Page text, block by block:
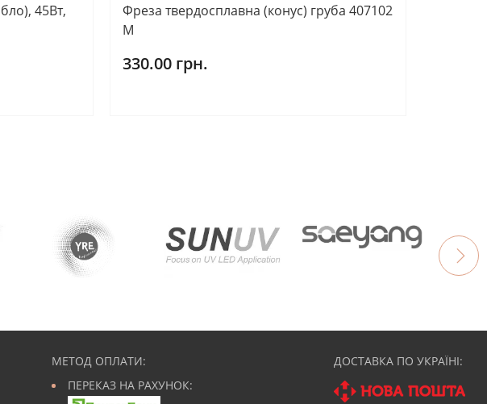
45Вт,
Фреза твердосплавна (конус) груба 407102
М
330.00 грн.
МЕТОД ОПЛАТИ:
ПЕРЕКАЗ НА РАХУНОК:
ДОСТАВКА ПО УКРАЇНІ: